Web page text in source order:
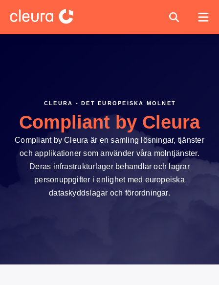
CLEURA - DET EUROPEISKA MOLNET
Compliant by Cleura
Compliant by Cleura är en samling lösningar, tjänster
och applikationer som använder våra molntjänster.
Deras infrastrukturlager behandlar och lagrar
personuppgifter i enlighet med europeiska
dataskyddslagar och förordningar.